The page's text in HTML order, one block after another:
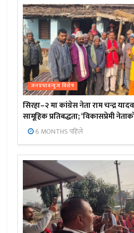
जनप्रभाबन्युज विशेष
सिरहा–२ मा कांग्रेस नेता राम चन्द्र
सामूहिक प्रतिबद्धता; ‘विकासप्रेमी
6 MONTHS पहिले